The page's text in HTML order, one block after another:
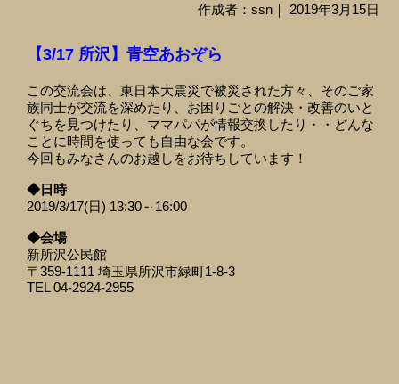
作成者：ssn｜ 2019年3月15日
【3/17 所沢】青空あおぞら
この交流会は、東日本大震災で被災された方々、そのご家
族同士が交流を深めたり、お困りごとの解決・改善のいと
ぐちを見つけたり、ママパパが情報交換したり・・どんな
ことに時間を使っても自由な会です。
今回もみなさんのお越しをお待ちしています！
◆日時
2019/3/17(日) 13:30～16:00
◆会場
新所沢公民館
〒359-1111 埼玉県所沢市緑町1-8-3
TEL 04-2924-2955